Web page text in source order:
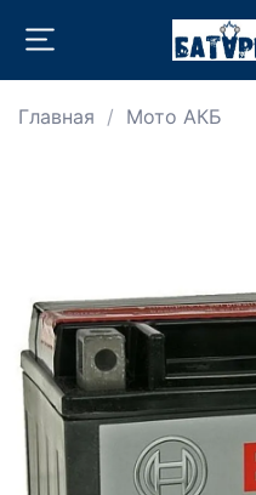
Главная Мото АКБ